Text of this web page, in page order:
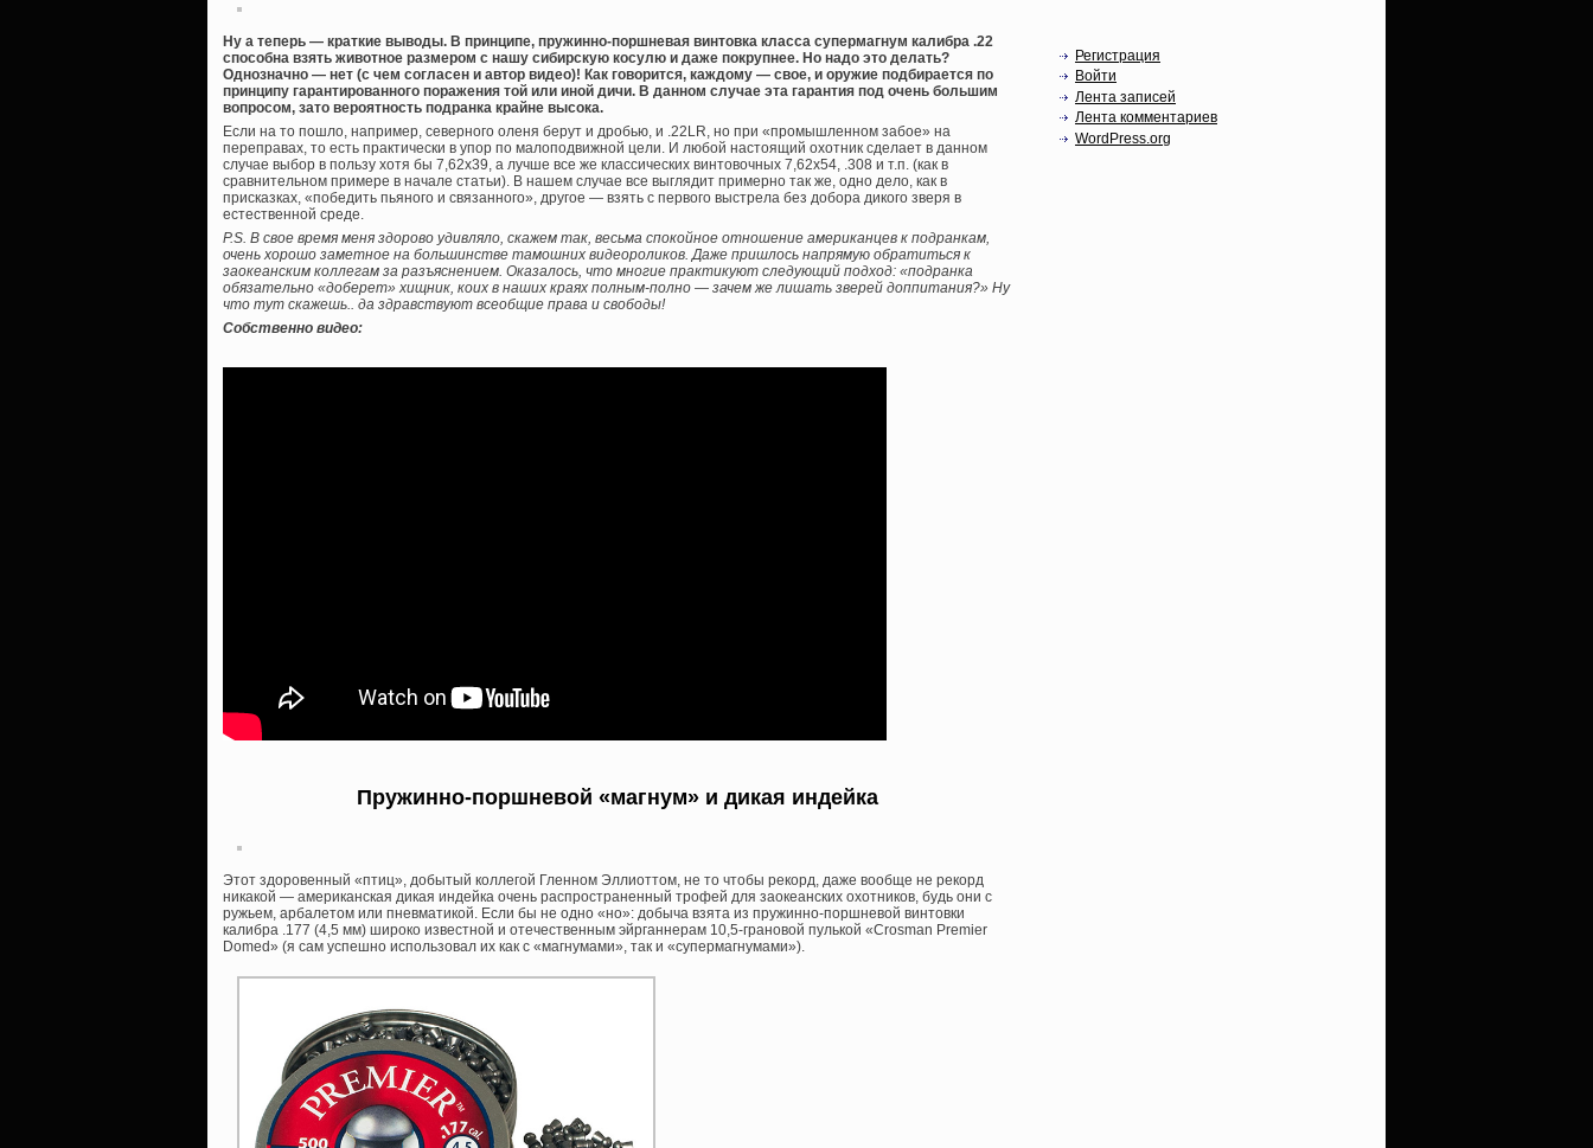
Ну а теперь — краткие выводы. В принципе, пружинно-поршневая винтовка класса супермагнум калибра .22
способна взять животное размером с нашу сибирскую косулю и даже покрупнее. Но надо это делать?
Однозначно — нет (с чем согласен и автор видео)! Как говорится, каждому — свое, и оружие подбирается по
принципу гарантированного поражения той или иной дичи. В данном случае эта гарантия под очень большим
вопросом, зато вероятность подранка крайне высока.
Если на то пошло, например, северного оленя берут и дробью, и .22LR, но при «промышленном забое» на
переправах, то есть практически в упор по малоподвижной цели. И любой настоящий охотник сделает в данном
случае выбор в пользу хотя бы 7,62х39, а лучше все же классических винтовочных 7,62х54, .308 и т.п. (как в
сравнительном примере в начале статьи). В нашем случае все выглядит примерно так же, одно дело, как в
присказках, «победить пьяного и связанного», другое — взять с первого выстрела без добора дикого зверя в
естественной среде.
P.S. В свое время меня здорово удивляло, скажем так, весьма спокойное отношение американцев к подранкам,
очень хорошо заметное на большинстве тамошних видеороликов. Даже пришлось напрямую обратиться к
заокеанским коллегам за разъяснением. Оказалось, что многие практикуют следующий подход: «подранка
обязательно «доберет» хищник, коих в наших краях полным-полно — зачем же лишать зверей доппитания?» Ну
что тут скажешь.. да здравствуют всеобщие права и свободы!
Собственно видео:
Пружинно-поршневой «магнум» и дикая индейка
Этот здоровенный «птиц», добытый коллегой Гленном Эллиоттом, не то чтобы рекорд, даже вообще не рекорд
никакой — американская дикая индейка очень распространенный трофей для заокеанских охотников, будь они с
ружьем, арбалетом или пневматикой. Если бы не одно «но»: добыча взята из пружинно-поршневой винтовки
калибра .177 (4,5 мм) широко известной и отечественным эйрганнерам 10,5-грановой пулькой «Crosman Premier
Domed» (я сам успешно использовал их как с «магнумами», так и «супермагнумами»).
Регистрация
Войти
Лента записей
Лента комментариев
WordPress.org